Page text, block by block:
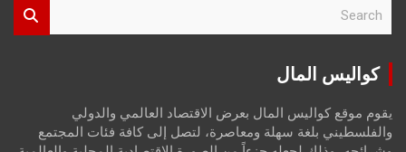
r
كواليس المال
يقوم موقع كواليس المال بعرض الاقتصاد العالمي والدولي
والفلسطيني بلغة سهلة ومعاصرة، لتصل إلى كافة فئات المجتمع